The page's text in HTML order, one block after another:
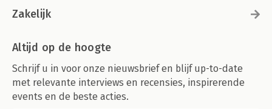
Zakelijk
Altijd op de hoogte
Schrijf u in voor onze nieuwsbrief en blijf up-to-date
met relevante interviews en recensies, inspirerende
events en de beste acties.